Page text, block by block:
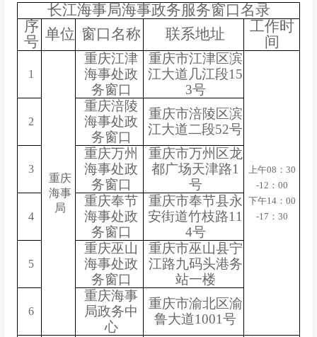
长江海事局海事政务服务窗口名录
序
号 单位 窗口名称 联系地址
工作时
间
1
重庆
海事
局
重庆江津
海事处政
务窗口
重庆市江津区滨
江大道几江段15
3号
上午08：30
-12：00
下午14：00
-17：30
2
重庆涪陵
海事处政
务窗口
重庆市涪陵区滨
江大道二段52号
3
重庆万州
海事处政
务窗口
重庆市万州区龙
都广场天津路1
号
4
重庆奉节
海事处政
务窗口
重庆市奉节县永
安街道竹枝路11
4号
5
重庆巫山
海事处政
务窗口
重庆市巫山县宁
江路九码头港务
站一楼
6
重庆海事
局政务中
心
重庆市渝北区渝
鲁大道1001号